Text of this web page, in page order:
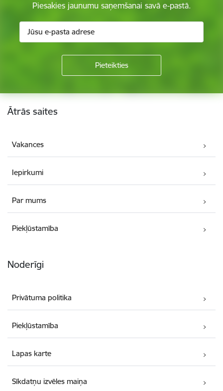
Piesakies jaunumu saņemšanai savā e-pastā.
Kājene
Ātrās saites
Vakances
Iepirkumi
Par mums
Piekļūstamība
Noderīgi
Privātuma politika
Piekļūstamība
Lapas karte
Sīkdatņu izvēles maiņa